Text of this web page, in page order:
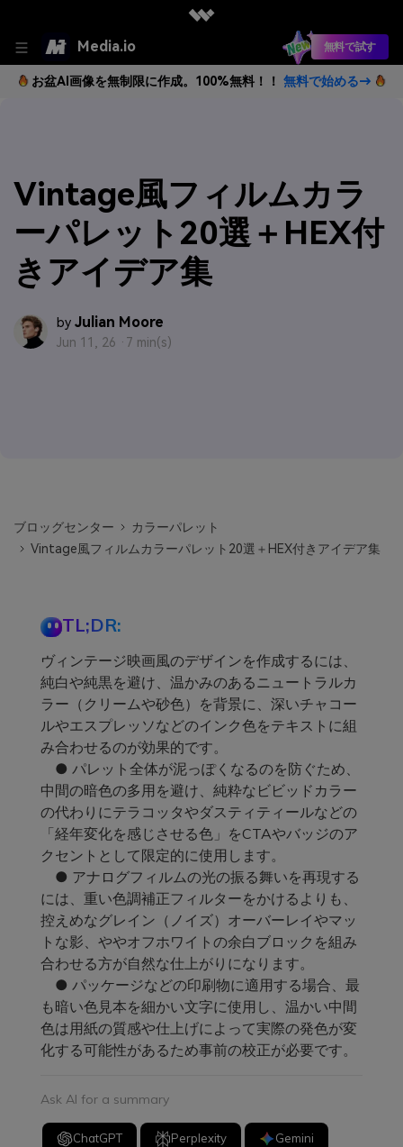
Media.io 無料で試す
お盆AI画像を無制限に作成。100%無料！！ 無料で始める→
Vintage風フィルムカラ
ーパレット20選＋HEX付
きアイデア集
by Julian Moore
Jun 11, 26 · 7 min(s)
ブロッグセンター
カラーパレット
Vintage風フィルムカラーパレット20選＋HEX付きアイデア集
TL;DR:
ヴィンテージ映画風のデザインを作成するには、
純白や純黒を避け、温かみのあるニュートラルカ
ラー（クリームや砂色）を背景に、深いチャコー
ルやエスプレッソなどのインク色をテキストに組
み合わせるのが効果的です。
● パレット全体が泥っぽくなるのを防ぐため、
中間の暗色の多用を避け、純粋なビビッドカラー
の代わりにテラコッタやダスティティールなどの
「経年変化を感じさせる色」をCTAやバッジのア
クセントとして限定的に使用します。
● アナログフィルムの光の振る舞いを再現する
には、重い色調補正フィルターをかけるよりも、
控えめなグレイン（ノイズ）オーバーレイやマッ
トな影、ややオフホワイトの余白ブロックを組み
合わせる方が自然な仕上がりになります。
● パッケージなどの印刷物に適用する場合、最
も暗い色見本を細かい文字に使用し、温かい中間
色は用紙の質感や仕上げによって実際の発色が変
化する可能性があるため事前の校正が必要です。
Ask AI for a summary
ChatGPT Perplexity Gemini